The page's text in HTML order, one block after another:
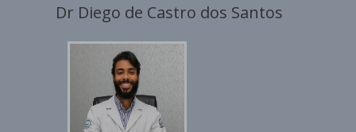
Dr Diego de Castro dos Santos